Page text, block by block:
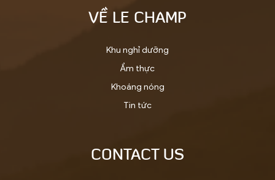
VỀ LE CHAMP
Khu nghỉ dưỡng
Ẩm thực
Khoáng nóng
Tin tức
CONTACT US